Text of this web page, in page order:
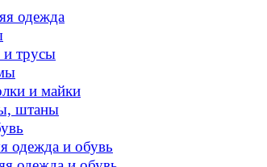
одежда
и трусы
и майки
штаны
одежда и обувь